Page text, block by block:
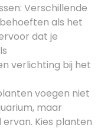
Verschillende
als het
dat je
verlichting bij het
voegen niet
maar
Kies planten